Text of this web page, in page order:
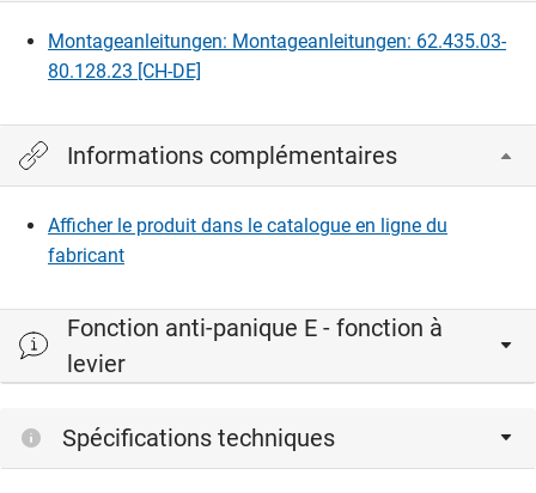
peuvent être utilisés.
Cylindre asymétrique uniquement utilisable sur demande.
Montageanleitungen: Montageanleitungen: 62.435.03-
80.128.23 [CH-DE]
Informations complémentaires
Afficher le produit dans le catalogue en ligne du
fabricant
Fonction anti-panique E - fonction à
levier
Spécifications techniques